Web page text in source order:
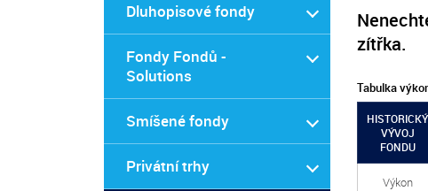
Dluhopisové fondy
Fondy Fondů -
Solutions
Smíšené fondy
Privátní trhy
zítřka.
Tabulka
HISTORICKÝ
VÝVOJ
FONDU
Výkon